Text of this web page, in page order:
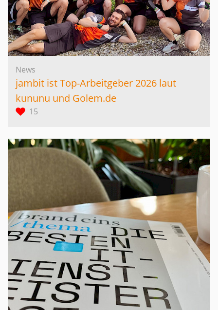
News
jambit ist Top-Arbeitgeber 2026 laut
kununu und Golem.de
15